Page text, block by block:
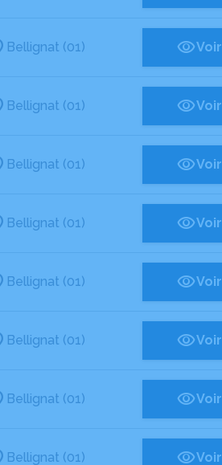
Bellignat (01) Voir
Bellignat (01) Voir
Bellignat (01) Voir
Bellignat (01) Voir
Bellignat (01) Voir
Bellignat (01) Voir
Bellignat (01) Voir
Bellignat (01) Voir